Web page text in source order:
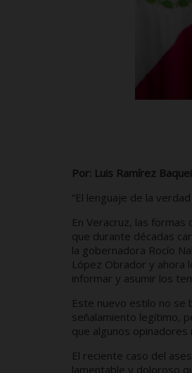
Por: Luis Ramírez
“El lenguaje de la
En Veracruz, las formas
que durante décadas
la gobernadora Rocío
López Obrador y ahora
informar y asumir los
Este nuevo estilo no se
señalamiento legítimo,
que algunos
El reciente caso del
lamentable y doloroso